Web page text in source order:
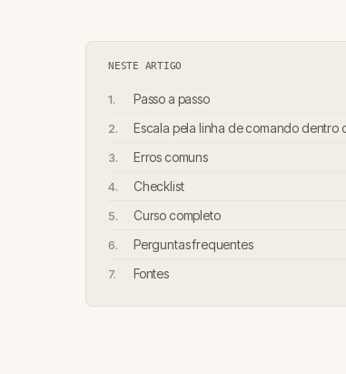
NESTE ARTIGO
Passo a passo
Escala pela linha de comando dentro
Erros comuns
Checklist
Curso completo
Perguntas frequentes
Fontes